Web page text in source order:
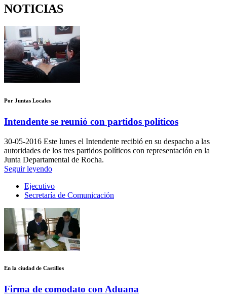
NOTICIAS
Por Juntas Locales
Intendente se reunió con partidos políticos
30-05-2016 Este lunes el Intendente recibió en su despacho a las
autoridades de los tres partidos políticos con representación en la
Junta Departamental de Rocha.
Seguir leyendo
Ejecutivo
Secretaría de Comunicación
En la ciudad de Castillos
Firma de comodato con Aduana